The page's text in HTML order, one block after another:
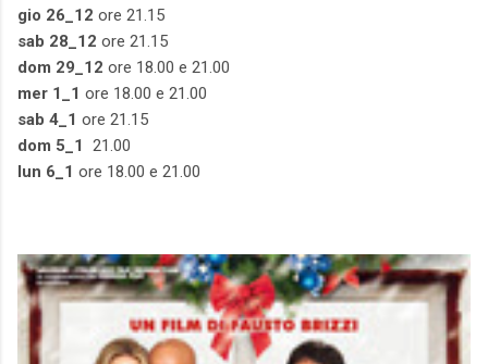
gio 26_12 ore 21.15
sab 28_12 ore 21.15
dom 29_12 ore 18.00 e 21.00
mer 1_1 ore 18.00 e 21.00
sab 4_1 ore 21.15
dom 5_1
21.00
lun 6_1 ore 18.00 e 21.00